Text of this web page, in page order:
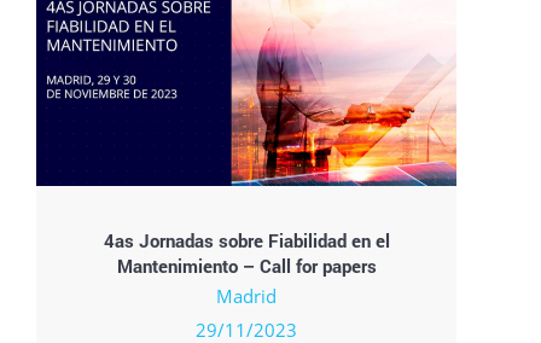
4as Jornadas sobre Fiabilidad en el
Mantenimiento – Call for papers
Madrid
29/11/2023